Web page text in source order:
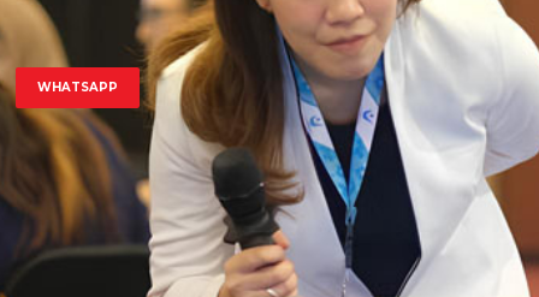
WHATSAPP